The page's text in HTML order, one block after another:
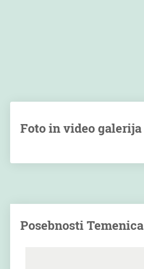
Foto in video galerija
Posebnosti Temenica